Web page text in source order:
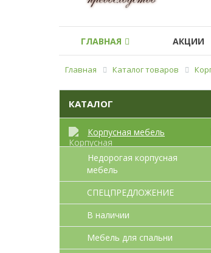
ГЛАВНАЯ АКЦИИ
Главная Каталог товаров
КАТАЛОГ
Корпусная мебель
Недорогая корпусная
мебель
СПЕЦПРЕДЛОЖЕНИЕ
В наличии
Мебель для спальни